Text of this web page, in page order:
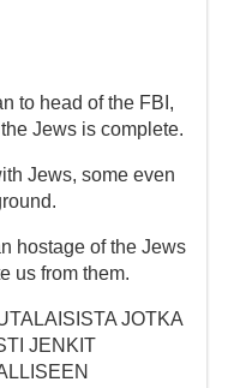
to head of the FBI,
Jews is complete.
Jews, some even
hostage of the Jews
us from them.
JOTKA
JENKIT